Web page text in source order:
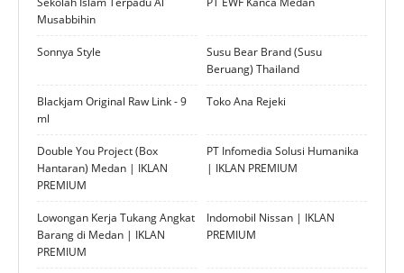
Musabbihin
Sonnya Style
Susu Bear Brand (Susu
Beruang) Thailand
Blackjam Original Raw Link - 9
ml
Toko Ana Rejeki
Double You Project (Box
Hantaran) Medan | IKLAN
PREMIUM
PT Infomedia Solusi Humanika
| IKLAN PREMIUM
Lowongan Kerja Tukang Angkat
Barang di Medan | IKLAN
PREMIUM
Indomobil Nissan | IKLAN
PREMIUM